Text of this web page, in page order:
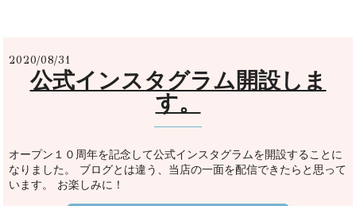
2020/08/31
公式インスタグラム開設しま
す。
オープン１０周年を記念して公式インスタグラムを開設することに
なりました。 ブログとは違う、当店の一面を配信できたらと思って
います。 お楽しみに！